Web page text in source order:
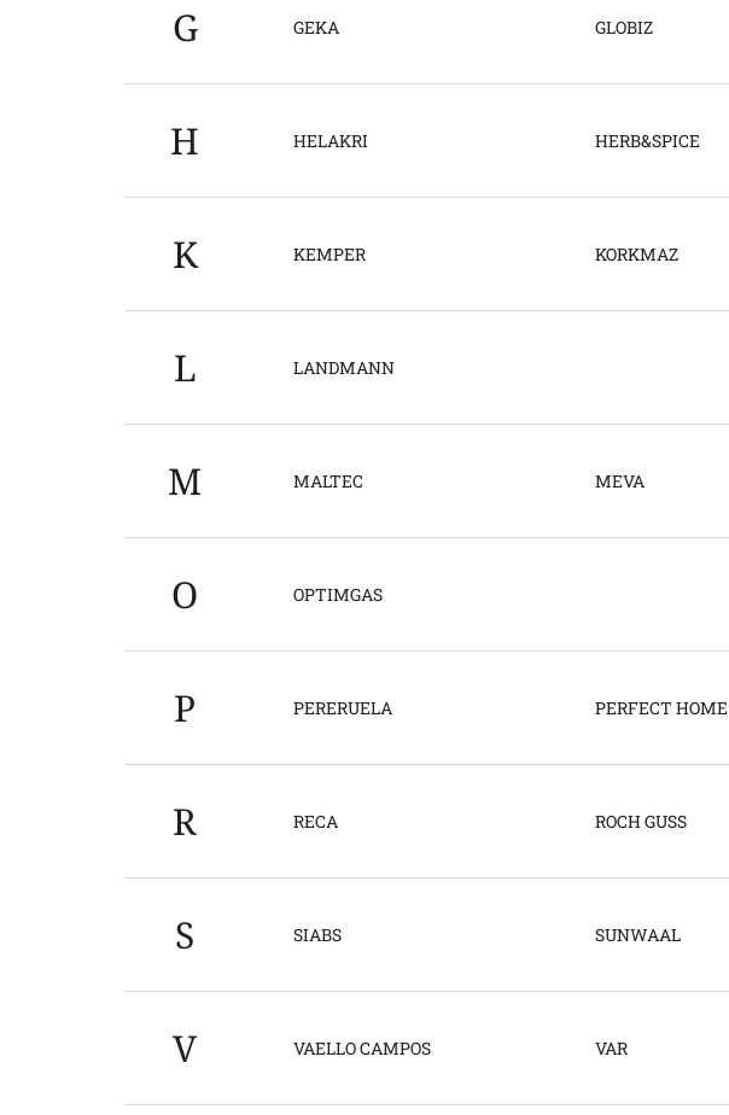
G GEKA GLOBIZ
H HELAKRI HERB&SPICE
K KEMPER KORKMAZ
L LANDMANN
M MALTEC MEVA
O OPTIMGAS
P PERERUELA PERFECT HOME
R RECA ROCH GUSS
S SIABS SUNWAAL
V VAELLO CAMPOS VAR